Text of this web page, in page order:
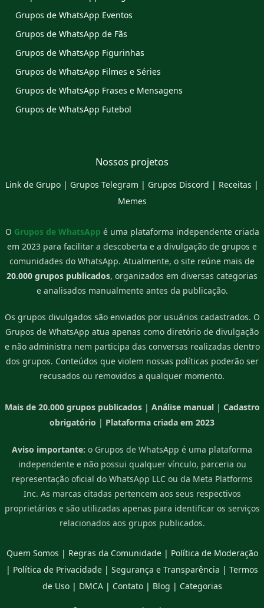
Grupos de WhatsApp Eventos
Grupos de WhatsApp de Fãs
Grupos de WhatsApp Figurinhas
Grupos de WhatsApp Filmes e Séries
Grupos de WhatsApp Frases e Mensagens
Grupos de WhatsApp Futebol
Nossos projetos
Link de Grupo | Grupos Telegram | Grupos Discord | Receitas |
Memes
O Grupos de WhatsApp é uma plataforma independente criada
em 2023 para facilitar a descoberta e a divulgação de grupos e
comunidades do WhatsApp. Atualmente, o site reúne mais de
20.000 grupos publicados, organizados em diversas categorias
e analisados manualmente antes da publicação.
Os grupos divulgados são enviados por usuários cadastrados. O
Grupos de WhatsApp atua apenas como diretório de divulgação
e não administra nem participa das conversas realizadas dentro
dos grupos. Conteúdos que violem nossas políticas poderão ser
recusados ou removidos a qualquer momento.
Mais de 20.000 grupos publicados| Análise manual| Cadastro
obrigatório | Plataforma criada em 2023
Aviso importante: o Grupos de WhatsApp é uma plataforma
independente e não possui qualquer vínculo, parceria ou
representação oficial do WhatsApp LLC ou da Meta Platforms
Inc. As marcas citadas pertencem aos seus respectivos
proprietários e são utilizadas apenas para identificar os serviços
relacionados aos grupos publicados.
Quem Somos | Regras da Comunidade| Política de Moderação
| Política de Privacidade | Segurança e Transparência | Termos
de Uso| DMCA| Contato| Blog | Categorias